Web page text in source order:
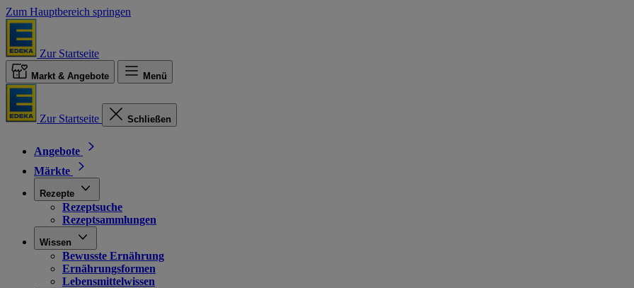
Zum Hauptbereich springen
Zur Startseite
Markt & Angebote Menü
Zur Startseite Schließen
Angebote
Märkte
Rezepte
Rezeptsuche
Rezeptsammlungen
Wissen
Bewusste Ernährung
Ernährungsformen
Lebensmittelwissen